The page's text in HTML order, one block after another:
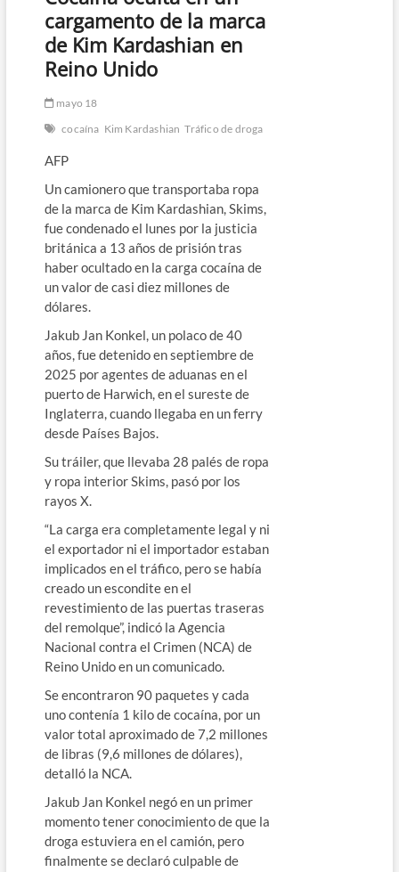
cargamento de la marca
de Kim Kardashian en
Reino Unido
mayo 18
cocaína Kim Kardashian Tráfico de droga
AFP
Un camionero que transportaba ropa
de la marca de Kim Kardashian, Skims,
fue condenado el lunes por la justicia
británica a 13 años de prisión tras
haber ocultado en la carga cocaína de
un valor de casi diez millones de
dólares.
Jakub Jan Konkel, un polaco de 40
años, fue detenido en septiembre de
2025 por agentes de aduanas en el
puerto de Harwich, en el sureste de
Inglaterra, cuando llegaba en un ferry
desde Países Bajos.
Su tráiler, que llevaba 28 palés de ropa
y ropa interior Skims, pasó por los
rayos X.
“La carga era completamente legal y ni
el exportador ni el importador estaban
implicados en el tráfico, pero se había
creado un escondite en el
revestimiento de las puertas traseras
del remolque”, indicó la Agencia
Nacional contra el Crimen (NCA) de
Reino Unido en un comunicado.
Se encontraron 90 paquetes y cada
uno contenía 1 kilo de cocaína, por un
valor total aproximado de 7,2 millones
de libras (9,6 millones de dólares),
detalló la NCA.
Jakub Jan Konkel negó en un primer
momento tener conocimiento de que la
droga estuviera en el camión, pero
finalmente se declaró culpable de